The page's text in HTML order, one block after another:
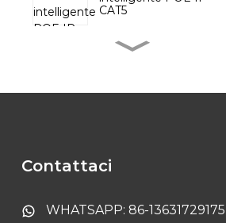
CAT5
Tuya Smart PTZ
Contattaci
WHATSAPP: 86-13631729175